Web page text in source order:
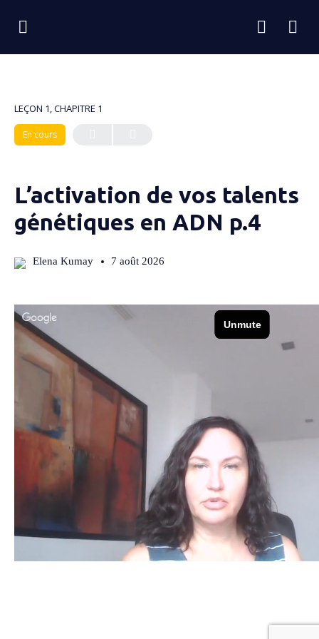
LEÇON 1, CHAPITRE 1
En cours
L’activation de vos talents
génétiques en ADN p.4
Elena Kumay 7 août 2026